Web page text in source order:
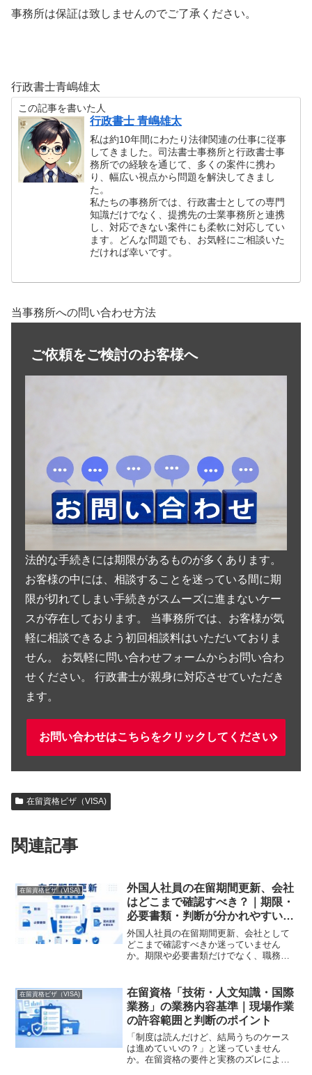
事務所は保証は致しませんのでご了承ください。
行政書士青嶋雄太
この記事を書いた人
行政書士 青嶋雄太
私は約10年間にわたり法律関連の仕事に従事
してきました。司法書士事務所と行政書士事
務所での経験を通じて、多くの案件に携わ
り、幅広い視点から問題を解決してきまし
た。
私たちの事務所では、行政書士としての専門
知識だけでなく、提携先の士業事務所と連携
し、対応できない案件にも柔軟に対応してい
ます。どんな問題でも、お気軽にご相談いた
だければ幸いです。
当事務所への問い合わせ方法
ご依頼をご検討のお客様へ
法的な手続きには期限があるものが多くあります。
お客様の中には、相談することを迷っている間に期
限が切れてしまい手続きがスムーズに進まないケー
スが存在しております。 当事務所では、お客様が気
軽に相談できるよう初回相談料はいただいておりま
せん。 お気軽に問い合わせフォームからお問い合わ
せください。 行政書士が親身に対応させていただき
ます。
お問い合わせはこちらをクリックしてください
在留資格ビザ（VISA)
関連記事
在留資格ビザ（VISA)
外国人社員の在留期間更新、会社
はどこまで確認すべき？｜期限・
必要書類・判断が分かれやすいポ
イント
外国人社員の在留期間更新、会社として
どこまで確認すべきか迷っていません
か。期限や必要書類だけでなく、職務内
が必要な論点を実務目線で整理します。
在留資格ビザ（VISA)
在留資格「技術・人文知識・国際
業務」の業務内容基準｜現場作業
の許容範囲と判断のポイント
「制度は読んだけど、結局うちのケース
は進めていいの？」と迷っていません
か。在留資格の要件と実務のズレによる